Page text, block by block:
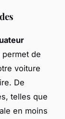
de
voiture
De
telles que
en moins